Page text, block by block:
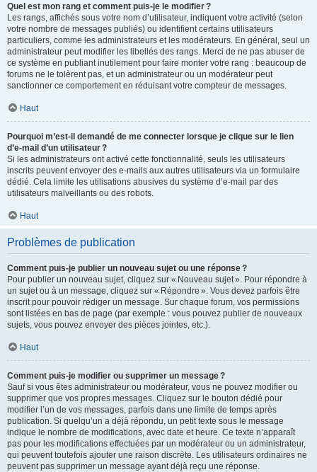
Quel est mon rang et comment puis-je le modifier ?
Les rangs, affichés sous votre nom d’utilisateur, indiquent votre activité (selon
votre nombre de messages publiés) ou identifient certains utilisateurs
particuliers, comme les administrateurs et les modérateurs. En général, seul un
administrateur peut modifier les libellés des rangs. Merci de ne pas abuser de
ce système en publiant inutilement pour faire monter votre rang : beaucoup de
forums ne le tolèrent pas, et un administrateur ou un modérateur peut
sanctionner ce comportement en réduisant votre compteur de messages.
Haut
Pourquoi m’est-il demandé de me connecter lorsque je clique sur le lien
d’e-mail d’un utilisateur ?
Si les administrateurs ont activé cette fonctionnalité, seuls les utilisateurs
inscrits peuvent envoyer des e-mails aux autres utilisateurs via un formulaire
dédié. Cela limite les utilisations abusives du système d’e-mail par des
utilisateurs malveillants ou des robots.
Haut
Problèmes de publication
Comment puis-je publier un nouveau sujet ou une réponse ?
Pour publier un nouveau sujet, cliquez sur « Nouveau sujet ». Pour répondre à
un sujet ou à un message, cliquez sur « Répondre ». Vous devez parfois être
inscrit pour pouvoir rédiger un message. Sur chaque forum, vos permissions
sont listées en bas de page (par exemple : vous pouvez publier de nouveaux
sujets, vous pouvez envoyer des pièces jointes, etc.).
Haut
Comment puis-je modifier ou supprimer un message ?
Sauf si vous êtes administrateur ou modérateur, vous ne pouvez modifier ou
supprimer que vos propres messages. Cliquez sur le bouton dédié pour
modifier l’un de vos messages, parfois dans une limite de temps après
publication. Si quelqu’un a déjà répondu, un petit texte sous le message
indique le nombre de modifications, avec date et heure. Ce texte n’apparaît
pas pour les modifications effectuées par un modérateur ou un administrateur,
qui peuvent toutefois ajouter une raison discrète. Les utilisateurs ordinaires ne
peuvent pas supprimer un message ayant déjà reçu une réponse.